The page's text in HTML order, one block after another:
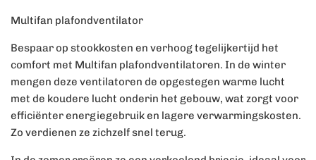
Multifan plafondventilator
Bespaar op stookkosten en verhoog tegelijkertijd het
comfort met Multifan plafondventilatoren. In de winter
mengen deze ventilatoren de opgestegen warme lucht
met de koudere lucht onderin het gebouw, wat zorgt voor
efficiënter energiegebruik en lagere verwarmingskosten.
Zo verdienen ze zichzelf snel terug.